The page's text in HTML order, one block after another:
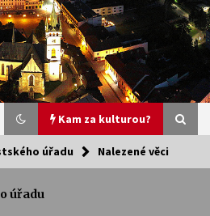
Kam za kulturou?
úřadu Nalezené věci
úřadu